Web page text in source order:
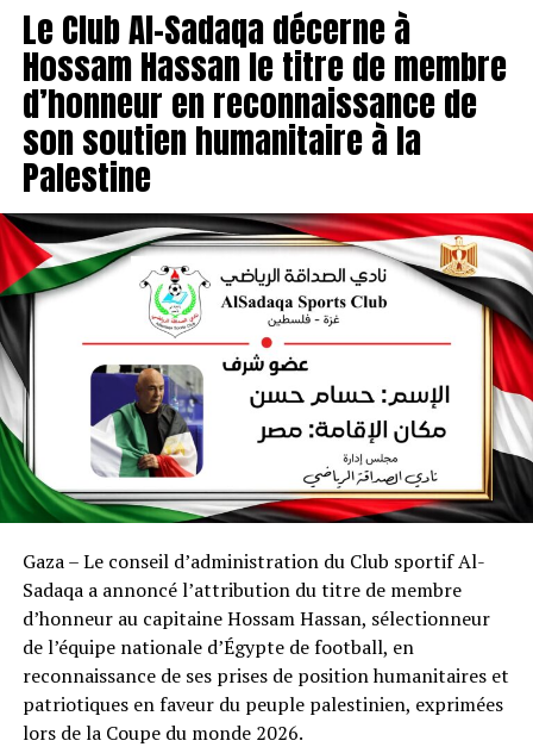
Le Club Al-Sadaqa décerne à
Hossam Hassan le titre de membre
d’honneur en reconnaissance de
son soutien humanitaire à la
Palestine
Gaza – Le conseil d’administration du Club sportif Al-
Sadaqa a annoncé l’attribution du titre de membre
d’honneur au capitaine Hossam Hassan, sélectionneur
de l’équipe nationale d’Égypte de football, en
reconnaissance de ses prises de position humanitaires et
patriotiques en faveur du peuple palestinien, exprimées
lors de la Coupe du monde 2026.